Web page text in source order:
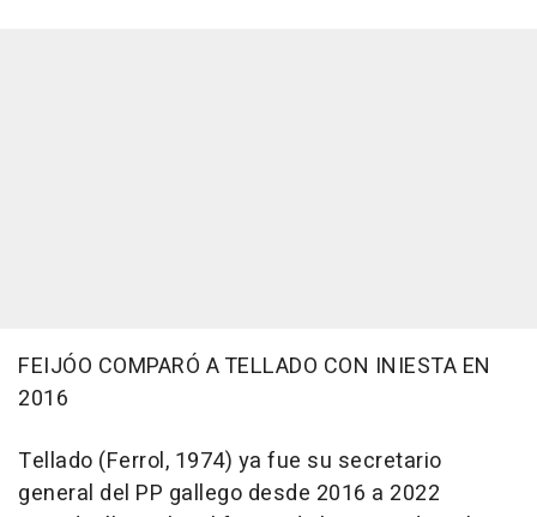
FEIJÓO COMPARÓ A TELLADO CON INIESTA EN
2016
Tellado (Ferrol, 1974) ya fue su secretario
general del PP gallego desde 2016 a 2022